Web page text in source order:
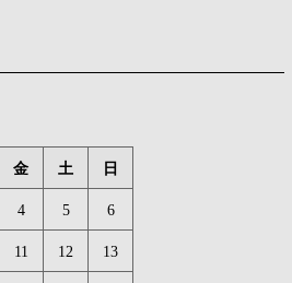
金 土 日
4 5 6
11 12 13